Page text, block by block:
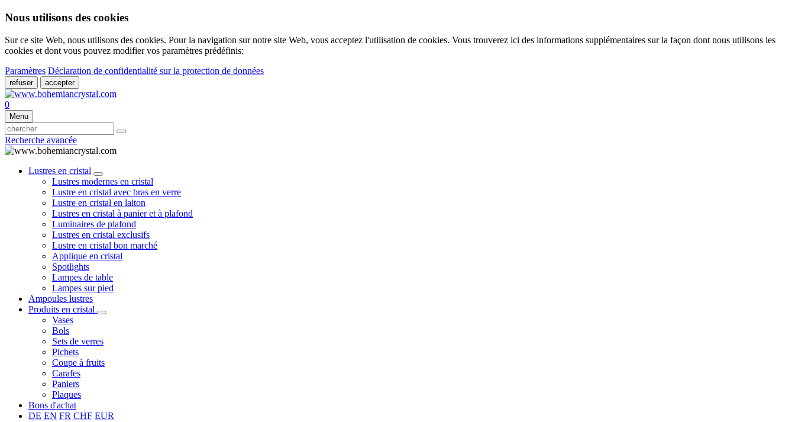
Nous utilisons des cookies
Sur ce site Web, nous utilisons des cookies. Pour la navigation sur notre site Web, vous acceptez l'utilisation de cookies. Vous trouverez ici des informations supplémentaires sur la façon dont nous utilisons les
cookies et dont vous pouvez modifier vos paramètres prédéfinis:
Paramètres Déclaration de confidentialité sur la protection de données
refuser accepter
0
Menu
Recherche avancée
Lustres en cristal
Lustres modernes en cristal
Lustre en cristal avec bras en verre
Lustre en cristal en laiton
Lustres en cristal à panier et à plafond
Luminaires de plafond
Lustres en cristal exclusifs
Lustre en cristal bon marché
Applique en cristal
Spotlights
Lampes de table
Lampes sur pied
Ampoules lustres
Produits en cristal
Vases
Bols
Sets de verres
Pichets
Coupe à fruits
Carafes
Paniers
Plaques
Bons d'achat
DE EN FR CHF EUR